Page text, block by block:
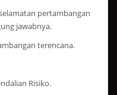
pertambangan
jawabnya.
terencana.
Risiko.